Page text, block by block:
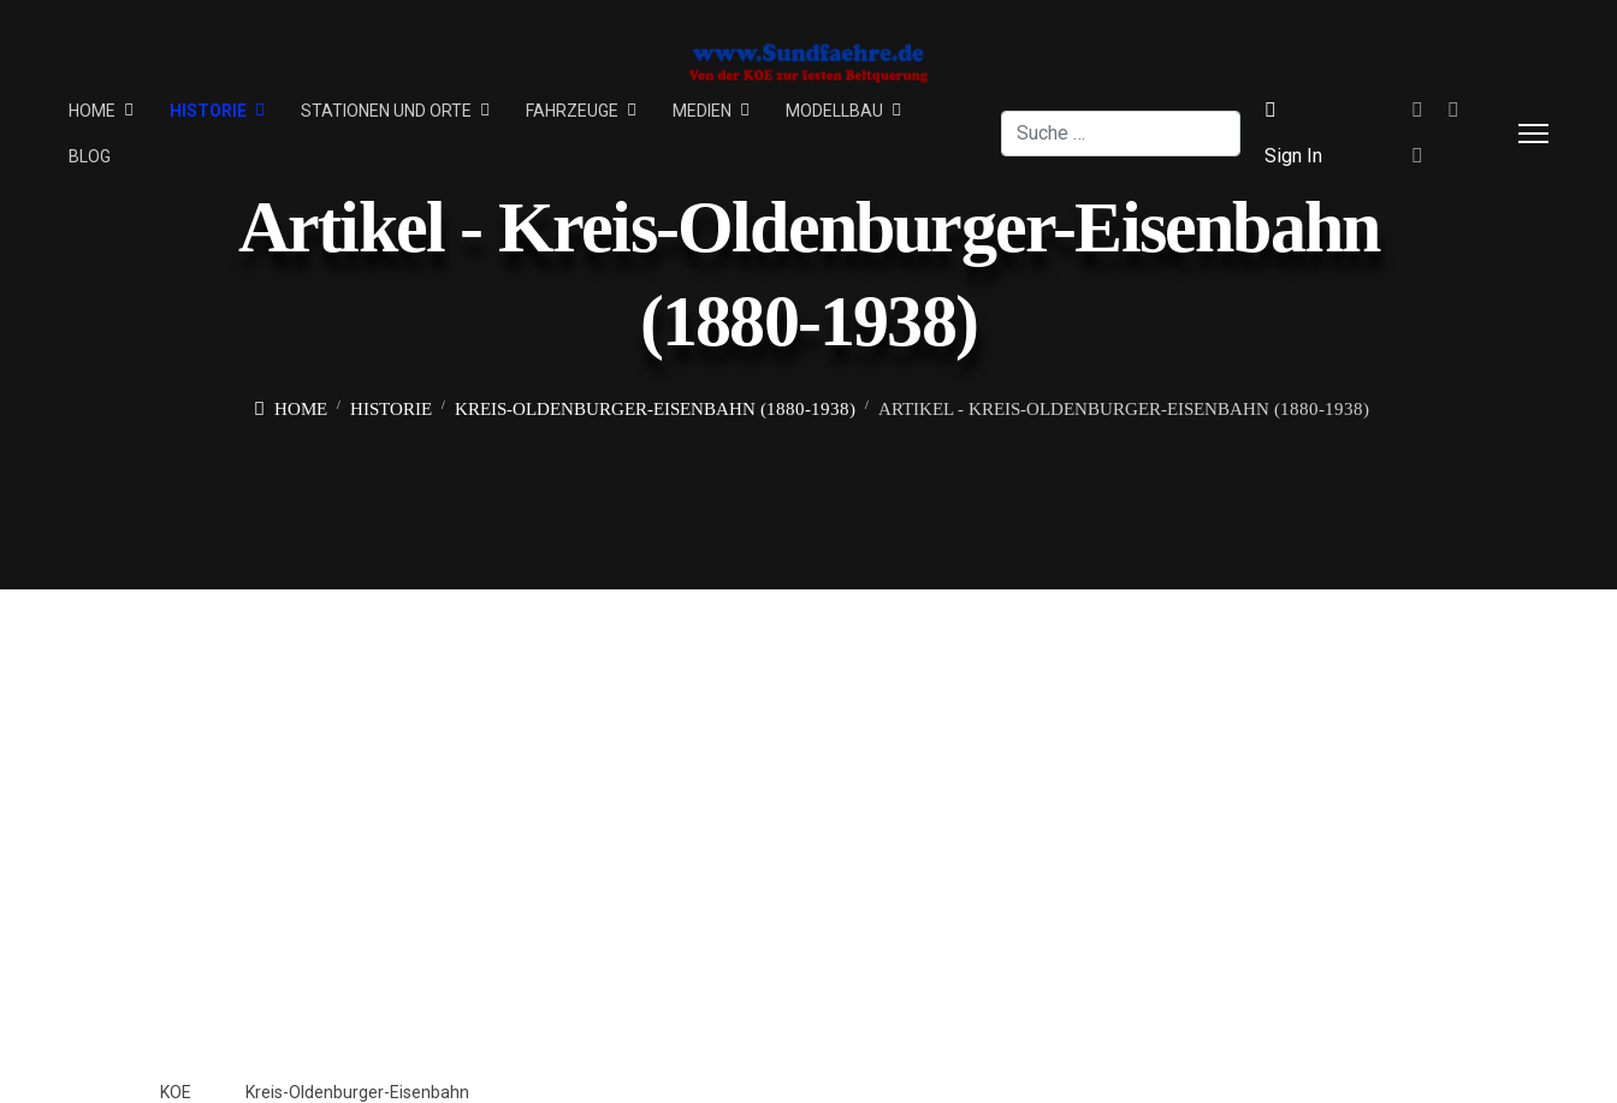
HOME HISTORIE STATIONEN UND ORTE FAHRZEUGE MEDIEN MODELLBAU
BLOG
Suchen
Sign In
Artikel - Kreis-Oldenburger-Eisenbahn
(1880-1938)
HOME HISTORIE KREIS-OLDENBURGER-EISENBAHN (1880-1938) ARTIKEL - KREIS-OLDENBURGER-EISENBAHN (1880-1938)
KOE Kreis-Oldenburger-Eisenbahn